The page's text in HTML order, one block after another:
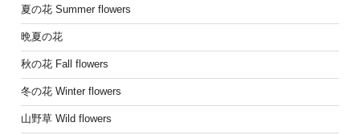
夏の花 Summer flowers
晩夏の花
秋の花 Fall flowers
冬の花 Winter flowers
山野草 Wild flowers